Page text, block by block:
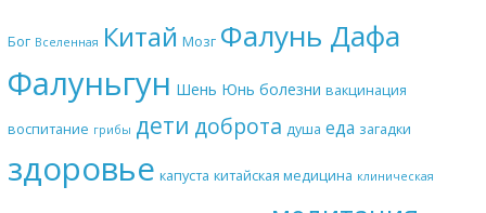
Бог Вселенная Китай Мозг Фалунь Дафа
Фалуньгун Шень Юнь болезни вакцинация
воспитание грибы дети доброта душа еда загадки
здоровье капуста китайская медицина клиническая